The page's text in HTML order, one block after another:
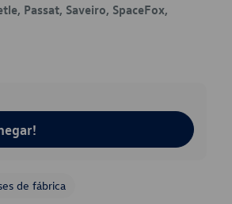
Passat, Saveiro, SpaceFox,
de fábrica